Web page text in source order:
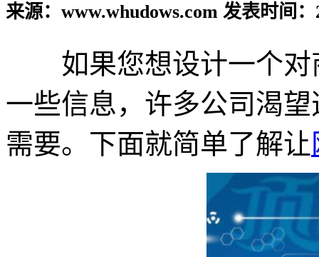
来源：www.whudows.com 发表时间：
如果您想设计一个对
一些信息，许多公司渴
需要。下面就简单了解让